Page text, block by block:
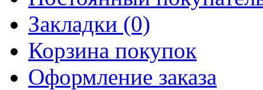
Закладки (0)
Корзина покупок
Оформление заказа